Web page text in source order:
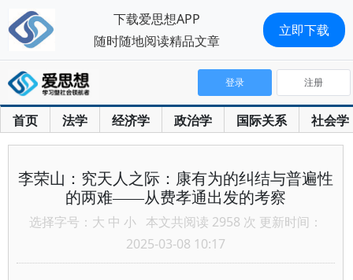
首页 法学 经济学 政治学 国际关系 社会学
登录 注册
李荣山：究天人之际：康有为的纠结与普遍性
的两难——从费孝通出发的考察
选择字号： 大 中 小 本文共阅读 2958 次 更新时间：
2025-03-08 10:17
下载爱思想APP
随时随地阅读精品文章
立即下载